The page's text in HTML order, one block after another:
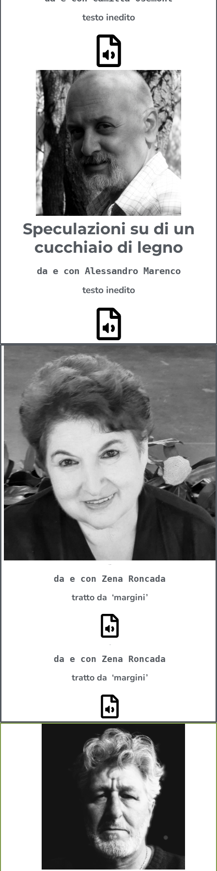
testo inedito
Speculazioni su di un
cucchiaio di legno
da e con Alessandro Marenco
testo inedito
da e con Zena Roncada
tratto da ‘margini’
da e con Zena Roncada
tratto da ‘margini’